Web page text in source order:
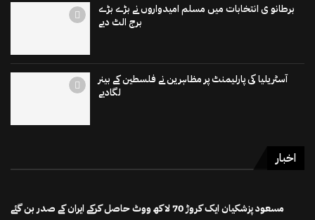
برطانو ی انتخابات میں مسلم امیدواروں نے بڑے بڑے
برج الٹ دیے
آسٹریلیا کی پارلیمنٹ پر مظاہرین نے فلسطین کے بینر
لگادیے
اخبار
مسعود پزشکیان ایک کروڑ 70 لاکھ ووٹ حاصل کرکے ایران کے صدر بن گئے